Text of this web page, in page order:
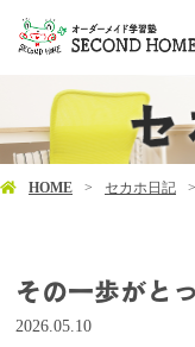
HOME セカホ日記
その一歩がと
2026.05.10